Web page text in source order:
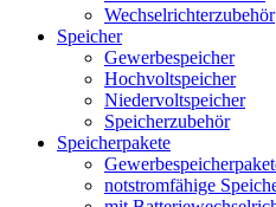
Wechselrichterzubehör
Speicher
Gewerbespeicher
Hochvoltspeicher
Niedervoltspeicher
Speicherzubehör
Speicherpakete
notstromfähige